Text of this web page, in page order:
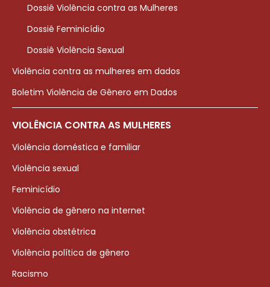
Dossiê Violência contra as Mulheres
Dossiê Feminicídio
Dossiê Violência Sexual
Violência contra as mulheres em dados
Boletim Violência de Gênero em Dados
VIOLÊNCIA CONTRA AS MULHERES
Violência doméstica e familiar
Violência sexual
Feminicídio
Violência de gênero na internet
Violência obstétrica
Violência política de gênero
Racismo